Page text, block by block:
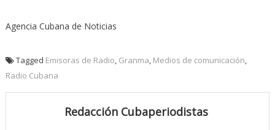
Agencia Cubana de Noticias
Tagged Emisoras de Radio, Granma, Medios de comunicación,
Radio Cubana
Redacción Cubaperiodistas